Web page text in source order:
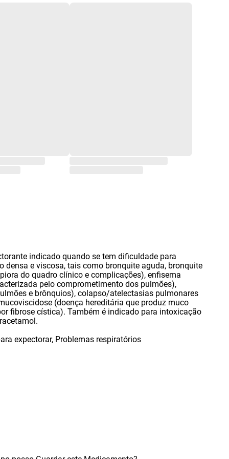
indicado quando se tem dificuldade para
densa e viscosa, tais como bronquite aguda, bronquite
do quadro clínico e complicações), enfisema
pelo comprometimento dos pulmões),
e brônquios), colapso/atelectasias pulmonares
(doença hereditária que produz muco
fibrose cística). Também é indicado para intoxicação
expectorar, Problemas respiratórios